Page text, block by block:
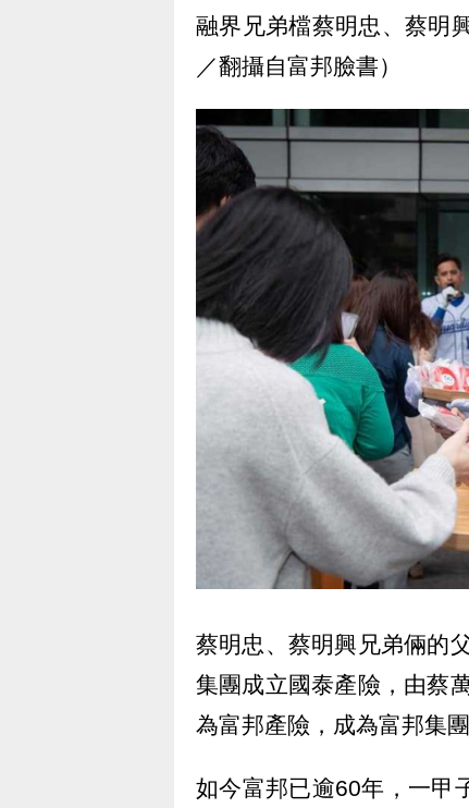
融界兄弟檔蔡明忠、蔡明
／翻攝自富邦臉書）
蔡明忠、蔡明興兄弟倆的
集團成立國泰產險，由蔡
為富邦產險，成為富邦集
如今富邦已逾60年，一甲